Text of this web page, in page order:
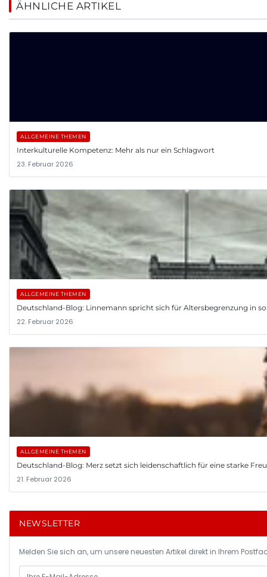
ÄHNLICHE ARTIKEL
ALLGEMEINE THEMEN
Interkulturelle Kompetenz: Mehr als nur ein Schlagwort
23. Februar 2026
ALLGEMEINE THEMEN
Deutschland-Blog: Linnemann spricht sich für Altersbegrenzung in
22. Februar 2026
ALLGEMEINE THEMEN
Deutschland-Blog: Merz setzt sich leidenschaftlich für eine starke
21. Februar 2026
NEWSLETTER
Melden Sie sich an, um unsere neuesten Artikel direkt in Ihrem